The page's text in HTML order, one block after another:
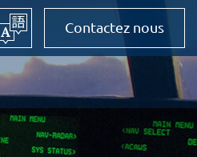
Contactez nous